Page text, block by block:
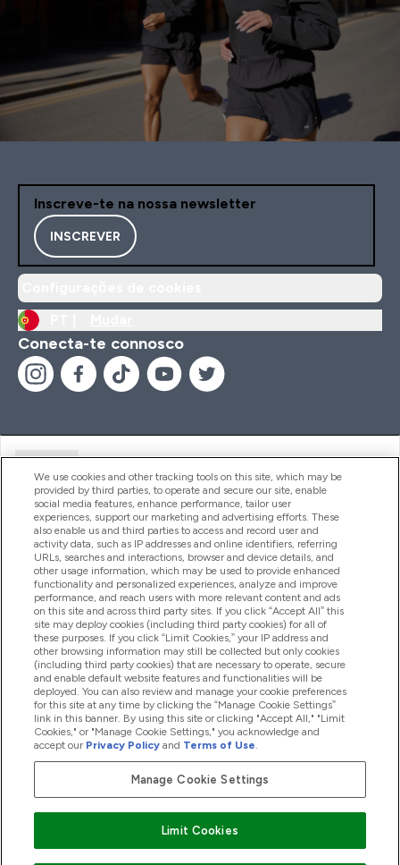
Inscreve-te na nossa newsletter
INSCREVER
Conecta-te connosco
Produtos
Informação
Fidelidade E Recompensas
2026 The Hut.com Ltd
Pay with
We use cookies and other tracking tools on this site, which may be
provided by third parties, to operate and secure our site, enable
social media features, enhance performance, tailor user
experiences, support our marketing and advertising efforts. These
also enable us and third parties to access and record user and
activity data, such as IP addresses and online identifiers, referring
URLs, searches and interactions, browser and device details, and
other usage information, which may be used to provide enhanced
functionality and personalized experiences, analyze and improve
performance, and reach users with more relevant content and ads
on this site and across third party sites. If you click “Accept All” this
site may deploy cookies (including third party cookies) for all of
these purposes. If you click “Limit Cookies,” your IP address and
other browsing information may still be collected but only cookies
(including third party cookies) that are necessary to operate, secure
and enable default website features and functionalities will be
deployed. You can also review and manage your cookie preferences
for this site at any time by clicking the “Manage Cookie Settings”
link in this banner. By using this site or clicking "Accept All," "Limit
Cookies," or "Manage Cookie Settings," you acknowledge and
accept our Privacy Policy and Terms of Use.
Manage Cookie Settings
Limit Cookies